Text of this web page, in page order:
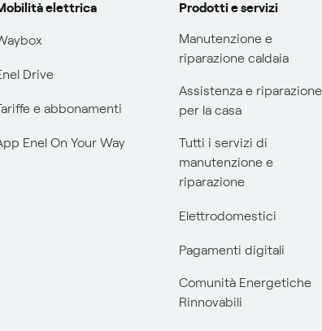
elettrica
Drive
e abbonamenti
Enel On Your Way
Prodotti e servizi
Manutenzione e
riparazione caldaia
Assistenza e riparazione
per la casa
Tutti i servizi di
manutenzione e
riparazione
Elettrodomestici
Pagamenti digitali
Comunità Energetiche
Rinnovabili